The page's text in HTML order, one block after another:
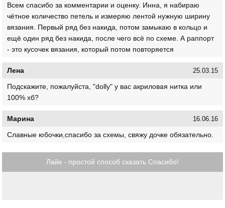
Всем спасибо за комментарии и оценку. Инна, я набираю
чётное количество петель и измеряю лентой нужную ширину
вязания. Первый ряд без накида, потом замыкаю в кольцо и
ещё один ряд без накида, после чего всё по схеме. А раппорт
- это кусочек вязания, который потом повторяется
Лена 25.03.15
Подскажите, пожалуйста, "dolly" у вас акриловая нитка или
100% хб?
Марина 16.06.16
Славные юбочки,спасибо за схемы, свяжу дочке обязательно.
Лайк - простой способ сказать Спасибо!